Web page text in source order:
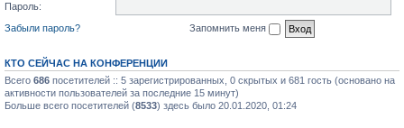
Пароль:
Забыли пароль?
Запомнить меня
КТО СЕЙЧАС НА КОНФЕРЕНЦИИ
Всего 686 посетителей :: 5 зарегистрированных, 0 скрытых и 681 гость (основано на
активности пользователей за последние 15 минут)
Больше всего посетителей (8533) здесь было 20.01.2020, 01:24